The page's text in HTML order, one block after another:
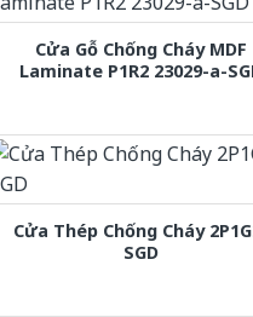
Cửa Gỗ Chống Cháy MDF
Laminate P1R2 23029-a-
Cửa Thép Chống Cháy
SGD